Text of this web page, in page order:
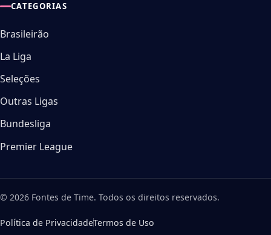
CATEGORIAS
Brasileirão
La Liga
Seleções
Outras Ligas
Bundesliga
Premier League
© 2026 Fontes de Time. Todos os direitos reservados.
Política de PrivacidadeTermos de Uso